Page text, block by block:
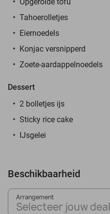
Tahoerolletjes
Eiernoedels
Konjac versnipperd
Zoete-aardappelnoedels
Dessert
2 bolletjes ijs
Sticky rice cake
IJsgelei
Beschikbaarheid
Arrangement
Selecteer jouw deal